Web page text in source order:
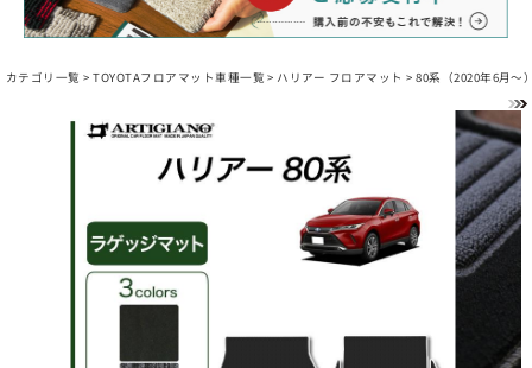
カテゴリ一覧 >TOYOTAフロアマット車種一覧 > ハリアー フロアマット >80系（2020年6月～